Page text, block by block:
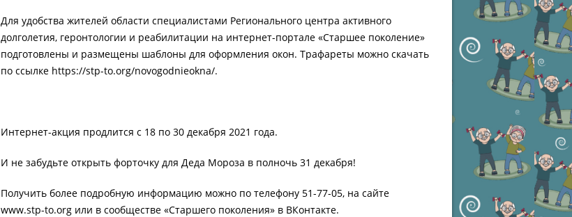
Для удобства жителей области специалистами Регионального центра активного
долголетия, геронтологии и реабилитации на интернет-портале «Старшее поколение»
подготовлены и размещены шаблоны для оформления окон. Трафареты можно скачать
по ссылке https://stp-to.org/novogodnieokna/.
Интернет-акция продлится с 18 по 30 декабря 2021 года.
И не забудьте открыть форточку для Деда Мороза в полночь 31 декабря!
Получить более подробную информацию можно по телефону 51-77-05, на сайте
www.stp-to.org или в сообществе «Старшего поколения» в ВКонтакте.